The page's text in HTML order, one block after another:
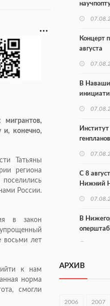
и, конечно,
Татьяны
региона
России.
в закон
восьми лет
к нам
норма
смогли
Концерт
августа
В
генпланов
С 8
Нижний
В
В
В
АРХИВ
2006 2007